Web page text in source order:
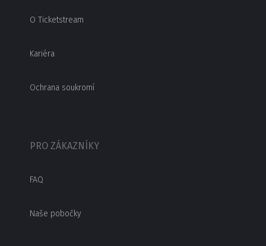
O Ticketstream
Kariéra
Ochrana soukromí
PRO ZÁKAZNÍKY
FAQ
Naše pobočky